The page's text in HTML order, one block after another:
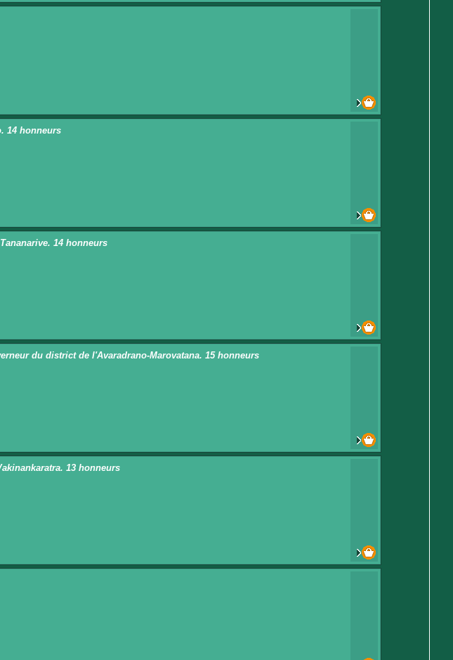
14 honneurs
14 honneurs
du district de l'Avaradrano-Marovatana. 15 honneurs
13 honneurs